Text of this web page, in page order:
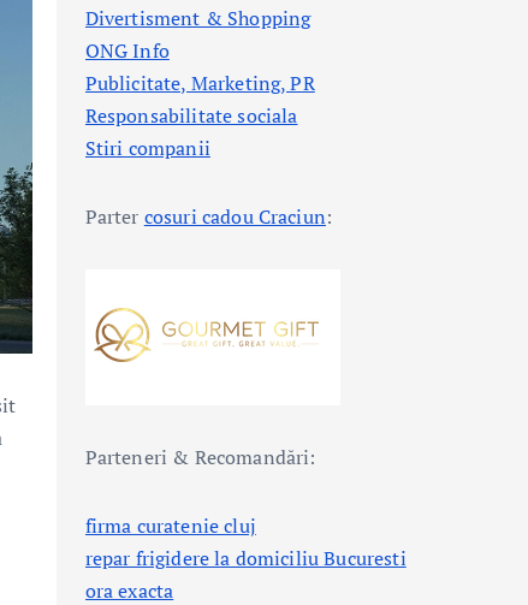
Divertisment & Shopping
ONG Info
Publicitate, Marketing, PR
Responsabilitate sociala
Stiri companii
Parter cosuri cadou Craciun:
Parteneri & Recomandări:
firma curatenie cluj
repar frigidere la domiciliu Bucuresti
ora exacta